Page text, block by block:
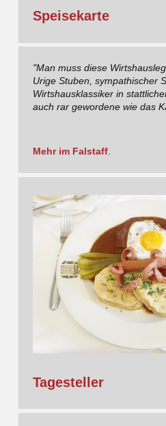
Speisekarte
"Man muss diese
Urige Stuben, sympathischer
Wirtshausklassiker in
auch rar gewordene wie das
Mehr im Falstaff.
Tagesteller